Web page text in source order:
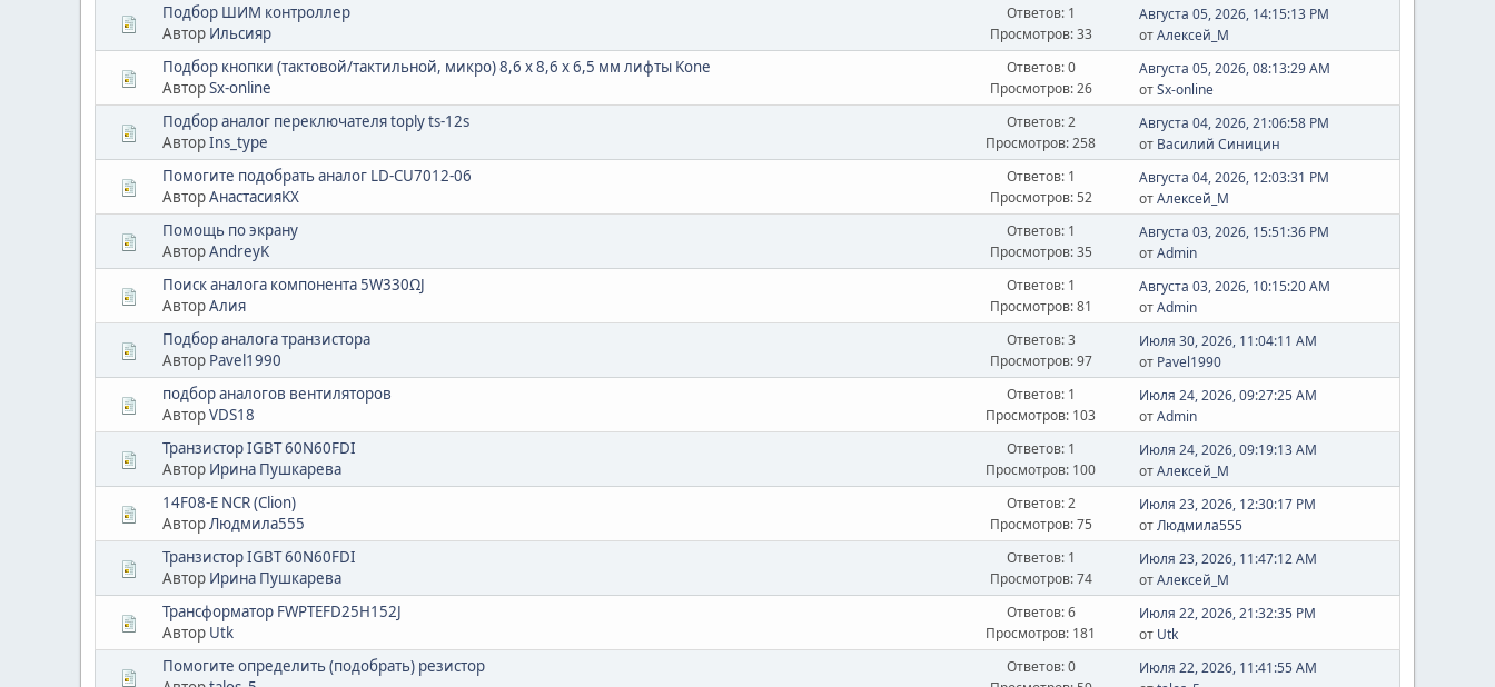
Подбор ШИМ контроллер
Автор Ильсияр
Ответов: 1
Просмотров: 33
Августа 05, 2026, 14:15:13 PM
отАлексей_М
Подбор кнопки (тактовой/тактильной, микро) 8,6 х 8,6 х 6,5 мм лифты Kone
АвторSx-online
Ответов: 0
Просмотров: 26
Августа 05, 2026, 08:13:29 AM
отSx-online
Подбор аналог переключателя toply ts-12s
АвторIns_type
Ответов: 2
Просмотров: 258
Августа 04, 2026, 21:06:58 PM
от Василий Синицин
Помогите подобрать аналог LD-CU7012-06
АвторАнастасияKX
Ответов: 1
Просмотров: 52
Августа 04, 2026, 12:03:31 PM
отАлексей_М
Помощь по экрану
АвторAndreyK
Ответов: 1
Просмотров: 35
Августа 03, 2026, 15:51:36 PM
отAdmin
Поиск аналога компонента 5W330ΩJ
АвторАлия
Ответов: 1
Просмотров: 81
Августа 03, 2026, 10:15:20 AM
отAdmin
Подбор аналога транзистора
Автор Pavel1990
Ответов: 3
Просмотров: 97
Июля 30, 2026, 11:04:11 AM
от Pavel1990
подбор аналогов вентиляторов
АвторVDS18
Ответов: 1
Просмотров: 103
Июля 24, 2026, 09:27:25 AM
отAdmin
Транзистор IGBT 60N60FDI
Автор Ирина Пушкарева
Ответов: 1
Просмотров: 100
Июля 24, 2026, 09:19:13 AM
отАлексей_М
14F08-E NCR (Clion)
Автор Людмила555
Ответов: 2
Просмотров: 75
Июля 23, 2026, 12:30:17 PM
отЛюдмила555
Транзистор IGBT 60N60FDI
Автор Ирина Пушкарева
Ответов: 1
Просмотров: 74
Июля 23, 2026, 11:47:12 AM
отАлексей_М
Трансформатор FWPTEFD25H152J
Автор Utk
Ответов: 6
Просмотров: 181
Июля 22, 2026, 21:32:35 PM
от Utk
Помогите определить (подобрать) резистор
Ответов: 0
Июля 22, 2026, 11:41:55 AM